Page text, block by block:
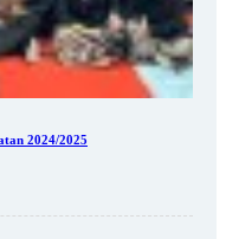
2024/2025